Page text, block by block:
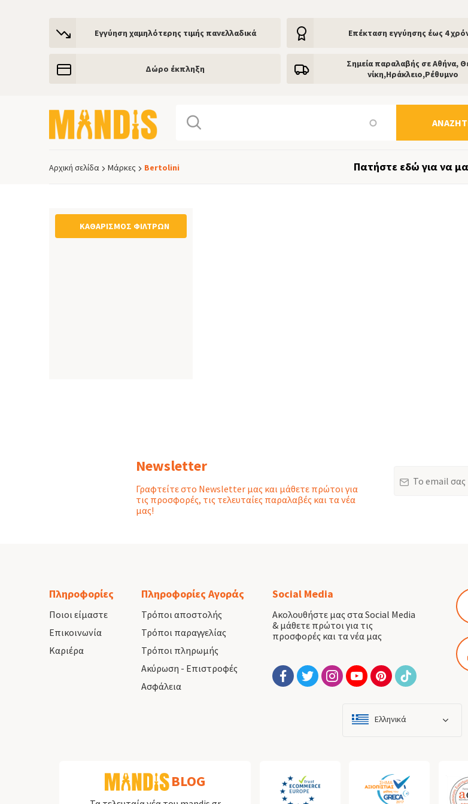
Εγγύηση χαμηλότερης τιμής πανελλαδικά Eπέκταση εγγύησης έως 4
Δώρο έκπληξη
Σημεία παραλαβής σε Αθήνα,
νίκη,Ηράκλειο,Ρέθυμνο
Αρχική σελίδα Μάρκες Bertolini Πατήστε εδώ για να
ΚΑΘΑΡΙΣΜΌΣ ΦΊΛΤΡΩΝ
Newsletter
Γραφτείτε στο Newsletter μας και μάθετε πρώτοι για
τις προσφορές, τις τελευταίες παραλαβές και τα νέα
μας!
Πληροφορίες
Ποιοι είμαστε
Επικοινωνία
Καριέρα
Πληροφορίες Αγοράς
Τρόποι αποστολής
Τρόποι παραγγελίας
Τρόποι πληρωμής
Ακύρωση - Επιστροφές
Ασφάλεια
Ελληνικά
Social Media
Ακολουθήστε μας στα Social Media
& μάθετε πρώτοι για τις
προσφορές και τα νέα μας
BLOG